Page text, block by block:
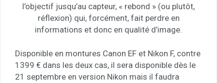
l’objectif jusqu’au capteur, « rebond » (ou plutôt,
réflexion) qui, forcément, fait perdre en
informations et donc en qualité d’image.
Disponible en montures Canon EF et Nikon F, contre
1399 € dans les deux cas, il sera disponible dès le
21 septembre en version Nikon mais il faudra